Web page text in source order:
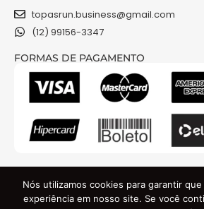
topasrun.business@gmail.com
(12) 99156-3347
FORMAS DE PAGAMENTO
Nós utilizamos cookies para garantir
experiência em nosso site. Se você